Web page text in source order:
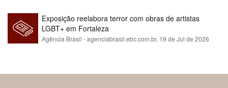
Exposição reelabora terror com obras de artistas
LGBT+ em Fortaleza
Agência Brasil - agenciabrasil.ebc.com.br, 19 de Jul de 2026